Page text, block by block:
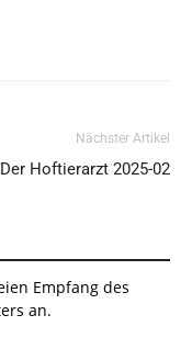
Nächster Artikel
Der Hoftierarzt 2025-02
Empfang des
an.